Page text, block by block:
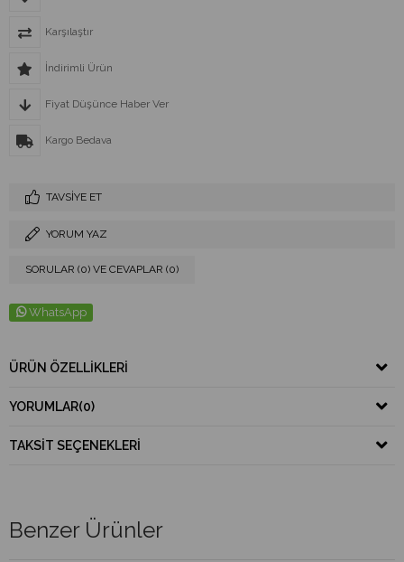
Karşılaştır
İndirimli Ürün
Fiyat Düşünce Haber Ver
Kargo Bedava
TAVSIYE ET
YORUM YAZ
SORULAR (0) VE CEVAPLAR (0)
WhatsApp
ÜRÜN ÖZELLIKLERI
YORUMLAR(0)
TAKSIT SEÇENEKLERI
Benzer Ürünler